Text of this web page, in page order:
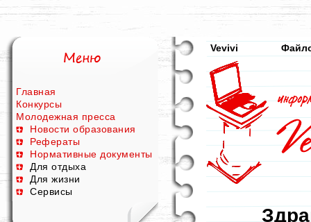
Главная
Конкурсы
Молодежная пресса
Новости образования
Рефераты
Нормативные документы
Для отдыха
Для жизни
Сервисы
Vevivi